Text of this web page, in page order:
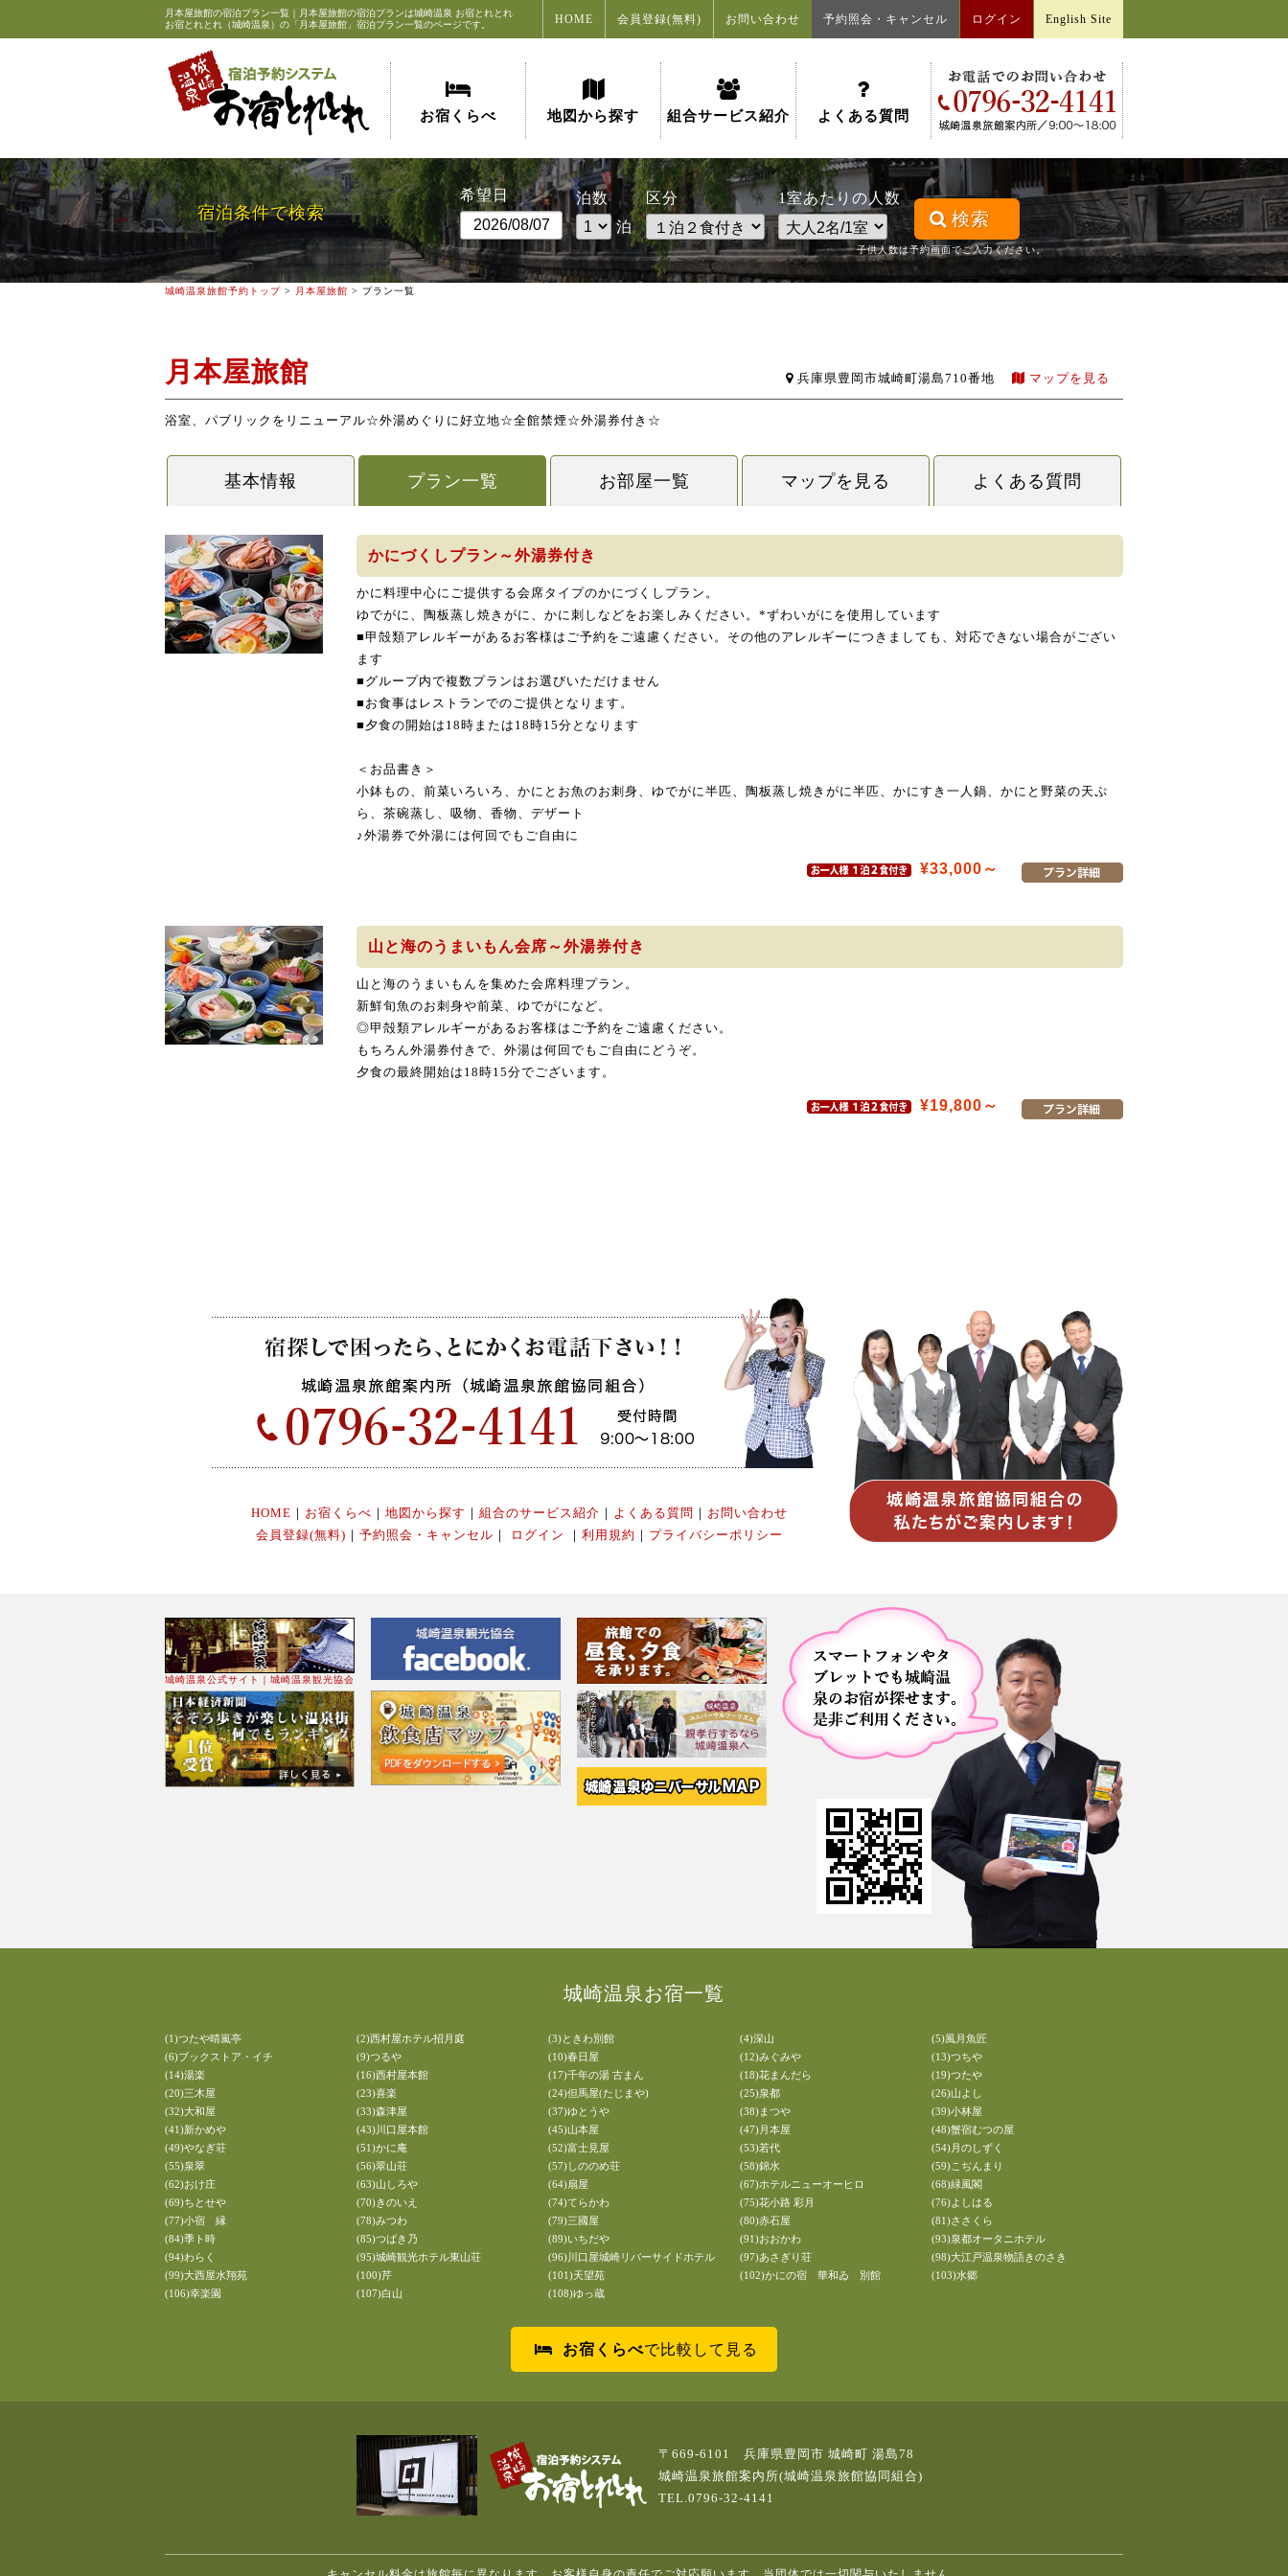
月本屋旅館の宿泊プラン一覧｜月本屋旅館の宿泊プランは城崎温泉 お宿とれとれ
お宿とれとれ（城崎温泉）の「月本屋旅館」宿泊プラン一覧のページです。
HOME 会員登録(無料) お問い合わせ 予約照会・キャンセル ログイン English Site
お宿くらべ 地図から探す 組合サービス紹介 よくある質問
宿泊条件で検索
希望日
泊数
泊
区分 1室あたりの人数
検索
子供人数は予約画面でご入力ください。
城崎温泉旅館予約トップ > 月本屋旅館 > プラン一覧
月本屋旅館 兵庫県豊岡市城崎町湯島710番地 マップを見る
浴室、パブリックをリニューアル☆外湯めぐりに好立地☆全館禁煙☆外湯券付き☆
基本情報 プラン一覧 お部屋一覧 マップを見る よくある質問
かにづくしプラン～外湯券付き
かに料理中心にご提供する会席タイプのかにづくしプラン。
ゆでがに、陶板蒸し焼きがに、かに刺しなどをお楽しみください。*ずわいがにを使用しています
■甲殻類アレルギーがあるお客様はご予約をご遠慮ください。その他のアレルギーにつきましても、対応できない場合がござい
ます
■グループ内で複数プランはお選びいただけません
■お食事はレストランでのご提供となります。
■夕食の開始は18時または18時15分となります
＜お品書き＞
小鉢もの、前菜いろいろ、かにとお魚のお刺身、ゆでがに半匹、陶板蒸し焼きがに半匹、かにすき一人鍋、かにと野菜の天ぷ
ら、茶碗蒸し、吸物、香物、デザート
♪外湯券で外湯には何回でもご自由に
¥33,000～
山と海のうまいもん会席～外湯券付き
山と海のうまいもんを集めた会席料理プラン。
新鮮旬魚のお刺身や前菜、ゆでがになど。
◎甲殻類アレルギーがあるお客様はご予約をご遠慮ください。
もちろん外湯券付きで、外湯は何回でもご自由にどうぞ。
夕食の最終開始は18時15分でございます。
¥19,800～
HOME ｜ お宿くらべ ｜ 地図から探す ｜ 組合のサービス紹介 ｜ よくある質問 ｜ お問い合わせ
会員登録(無料) ｜ 予約照会・キャンセル ｜ ログイン ｜ 利用規約 ｜ プライバシーポリシー
城崎温泉公式サイト｜城崎温泉観光協会
城崎温泉お宿一覧
(1)つたや晴嵐亭 (2)西村屋ホテル招月庭 (3)ときわ別館 (4)深山
(5)風月魚匠
(6)ブックストア・イチ
(9)つるや (10)春日屋 (12)みぐみや
(13)つちや
(14)湯楽
(16)西村屋本館 (17)千年の湯 古まん (18)花まんだら
(19)つたや
(20)三木屋
(23)喜楽 (24)但馬屋(たじまや) (25)泉都
(26)山よし
(32)大和屋
(33)森津屋 (37)ゆとうや (38)まつや
(39)小林屋
(41)新かめや
(43)川口屋本館 (45)山本屋 (47)月本屋
(48)蟹宿むつの屋
(49)やなぎ荘
(51)かに庵 (52)富士見屋 (53)若代
(54)月のしずく
(55)泉翠
(56)翠山荘 (57)しののめ荘 (58)錦水
(59)こぢんまり
(62)おけ庄
(63)山しろや (64)扇屋 (67)ホテルニューオーヒロ
(68)緑風閣
(69)ちとせや
(70)きのいえ (74)てらかわ (75)花小路 彩月
(76)よしはる
(77)小宿 縁
(78)みつわ (79)三國屋 (80)赤石屋
(81)ささくら
(84)季ト時
(85)つばき乃 (89)いちだや (91)おおかわ
(93)泉都オータニホテル
(94)わらく
(95)城崎観光ホテル東山荘 (96)川口屋城崎リバーサイドホテル (97)あさぎり荘
(98)大江戸温泉物語きのさき
(99)大西屋水翔苑
(100)芹 (101)天望苑 (102)かにの宿 華和ゐ 別館
(103)水郷
(106)幸楽園
(107)白山 (108)ゆっ蔵
お宿くらべで比較して見る
〒669-6101 兵庫県豊岡市 城崎町 湯島78
城崎温泉旅館案内所(城崎温泉旅館協同組合)
TEL.0796-32-4141